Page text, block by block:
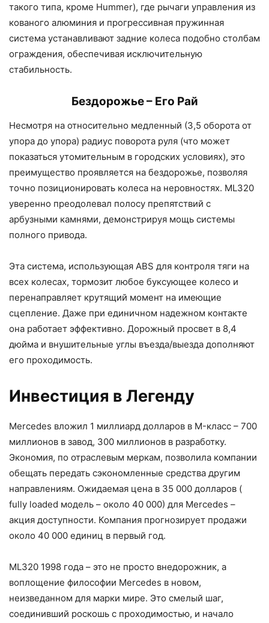
такого типа, кроме Hummer), где рычаги управления из
кованого алюминия и прогрессивная пружинная
система устанавливают задние колеса подобно столбам
ограждения, обеспечивая исключительную
стабильность.
Бездорожье – Его Рай
Несмотря на относительно медленный (3,5 оборота от
упора до упора) радиус поворота руля (что может
показаться утомительным в городских условиях), это
преимущество проявляется на бездорожье, позволяя
точно позиционировать колеса на неровностях. ML320
уверенно преодолевал полосу препятствий с
арбузными камнями, демонстрируя мощь системы
полного привода.
Эта система, использующая ABS для контроля тяги на
всех колесах, тормозит любое буксующее колесо и
перенаправляет крутящий момент на имеющие
сцепление. Даже при единичном надежном контакте
она работает эффективно. Дорожный просвет в 8,4
дюйма и внушительные углы въезда/выезда дополняют
его проходимость.
Инвестиция в Легенду
Mercedes вложил 1 миллиард долларов в M-класс – 700
миллионов в завод, 300 миллионов в разработку.
Экономия, по отраслевым меркам, позволила компании
обещать передать сэкономленные средства другим
направлениям. Ожидаемая цена в 35 000 долларов (
fully loaded модель – около 40 000) для Mercedes –
акция доступности. Компания прогнозирует продажи
около 40 000 единиц в первый год.
ML320 1998 года – это не просто внедорожник, а
воплощение философии Mercedes в новом,
неизведанном для марки мире. Это смелый шаг,
соединивший роскошь с проходимостью, и начало